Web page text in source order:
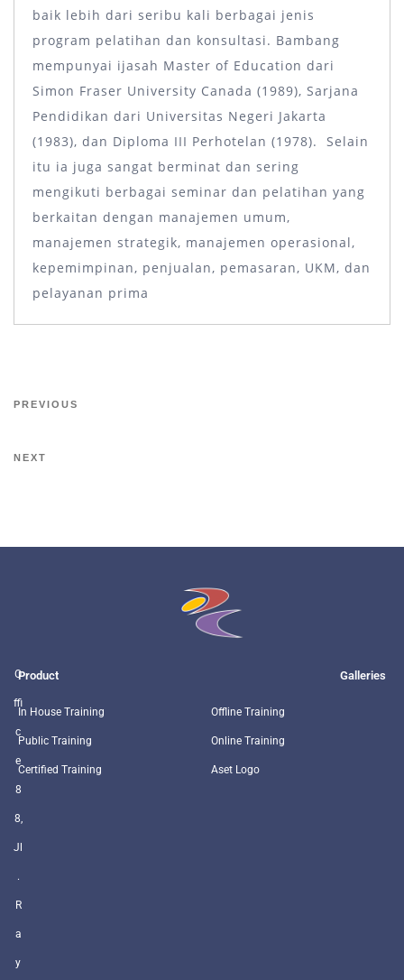
baik lebih dari seribu kali berbagai jenis
program pelatihan dan konsultasi. Bambang
mempunyai ijasah Master of Education dari
Simon Fraser University Canada (1989), Sarjana
Pendidikan dari Universitas Negeri Jakarta
(1983), dan Diploma III Perhotelan (1978). Selain
itu ia juga sangat berminat dan sering
mengikuti berbagai seminar dan pelatihan yang
berkaitan dengan manajemen umum,
manajemen strategik, manajemen operasional,
kepemimpinan, penjualan, pemasaran, UKM, dan
pelayanan prima
PREVIOUS
NEXT
O
ffi
c
e
8
8,
Jl
.
R
a
y
Product
In House Training
Public Training
Certified Training
Galleries
Offline Training
Online Training
Aset Logo